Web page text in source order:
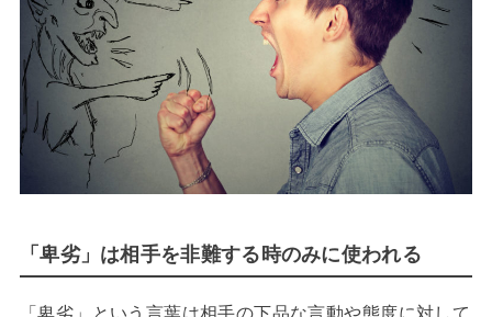
「卑劣」は相手を非難する時のみに使われる
「卑劣」という言葉は相手の下品な言動や態度に対して